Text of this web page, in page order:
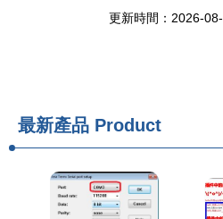
更新時間：2026-
最新產品 Product